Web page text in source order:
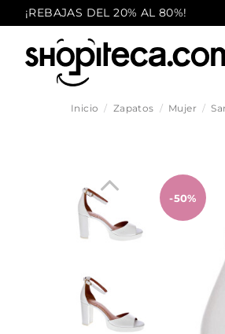
¡REBAJAS DEL 20% AL 80%!
Inicio Zapatos Mujer
-50%